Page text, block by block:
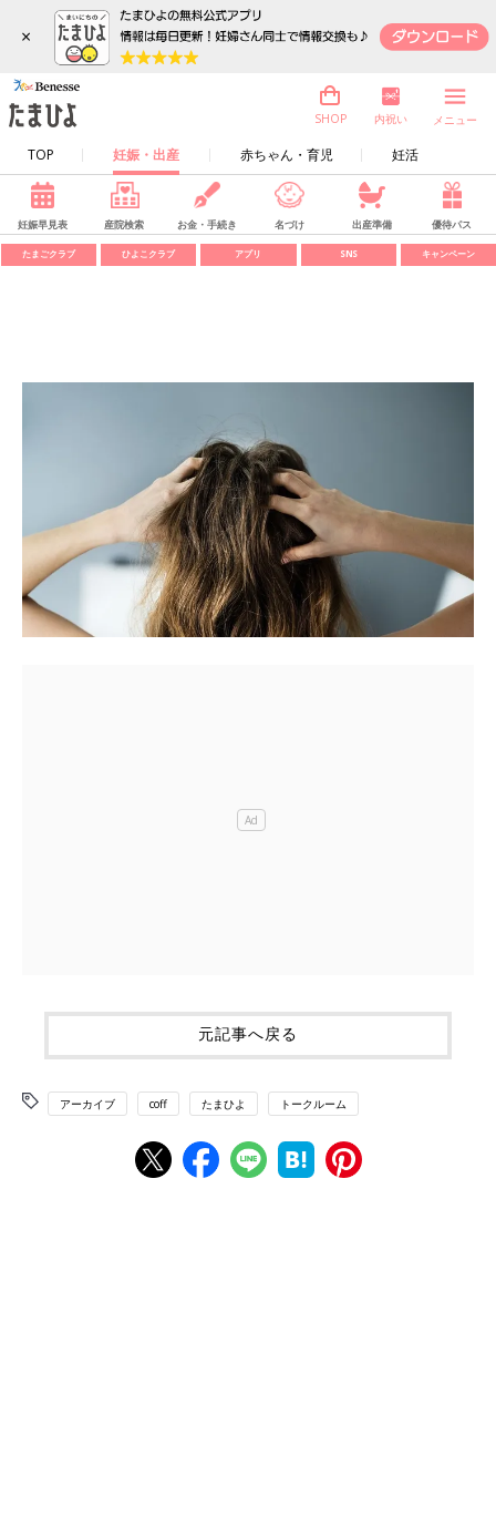
×
TOP 妊娠・出産 赤ちゃん・育児 妊活
SHOP 内祝い メニュー
妊娠早見表 産院検索 お金・手続き 名づけ 出産準備 優待パス
たまごクラブ ひよこクラブ アプリ SNS キャンペーン
元記事へ戻る
アーカイブ coff たまひよ トークルーム